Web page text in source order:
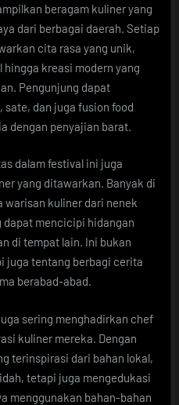
beragam kuliner yang
dari berbagai daerah. Setiap
cita rasa yang unik,
kreasi modern yang
Pengunjung dapat
sate, dan juga fusion food
dengan penyajian barat.
dalam festival ini juga
yang ditawarkan. Banyak di
warisan kuliner dari nenek
dapat mencicipi hidangan
di tempat lain. Ini bukan
juga tentang berbagi cerita
berabad-abad.
sering menghadirkan chef
kuliner mereka. Dengan
terinspirasi dari bahan lokal,
tetapi juga mengedukasi
menggunakan bahan-bahan